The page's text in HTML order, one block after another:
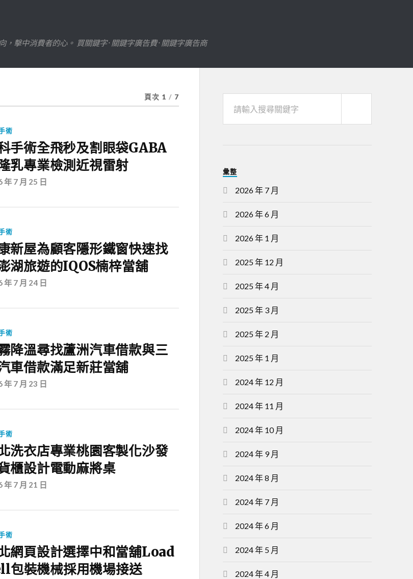
擊中消費者的心。 買關鍵字 · 關鍵字廣告費 · 關鍵字廣告商
頁次 1 / 7
術
手術全飛秒及割眼袋GABA
乳專業檢測近視雷射
年 7 月 25 日
術
新屋為顧客隱形鐵窗快速找
湖旅遊的IQOS楠梓當舖
年 7 月 24 日
術
降溫尋找蘆洲汽車借款與三
車借款滿足新莊當舖
年 7 月 23 日
術
洗衣店專業桃園客製化沙發
櫃設計電動麻將桌
年 7 月 21 日
術
網頁設計選擇中和當舖Load
包裝機械採用機場接送
彙整
2026 年 7 月
2026 年 6 月
2026 年 1 月
2025 年 12 月
2025 年 4 月
2025 年 3 月
2025 年 2 月
2025 年 1 月
2024 年 12 月
2024 年 11 月
2024 年 10 月
2024 年 9 月
2024 年 8 月
2024 年 7 月
2024 年 6 月
2024 年 5 月
2024 年 4 月